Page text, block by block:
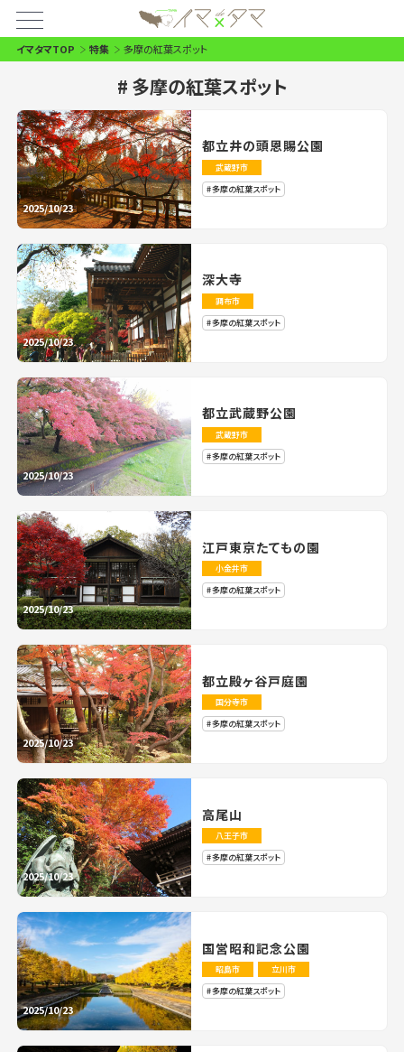
イマタマTOP 特集 多摩の紅葉スポット
多摩の紅葉スポット
2025/10/23
都立井の頭恩賜公園
武蔵野市
多摩の紅葉スポット
2025/10/23
深大寺
調布市
多摩の紅葉スポット
2025/10/23
都立武蔵野公園
武蔵野市
多摩の紅葉スポット
2025/10/23
江戸東京たてもの園
小金井市
多摩の紅葉スポット
2025/10/23
都立殿ヶ谷戸庭園
国分寺市
多摩の紅葉スポット
2025/10/23
高尾山
八王子市
多摩の紅葉スポット
2025/10/23
国営昭和記念公園
昭島市
立川市
多摩の紅葉スポット